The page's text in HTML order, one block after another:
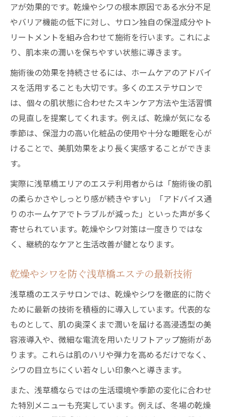
アが効果的です。乾燥やシワの根本原因である水分不足
やバリア機能の低下に対し、サロン独自の保湿成分やト
リートメントを組み合わせて施術を行います。これによ
り、肌本来の潤いを保ちやすい状態に導きます。
施術後の効果を持続させるには、ホームケアのアドバイ
スを活用することも大切です。多くのエステサロンで
は、個々の肌状態に合わせたスキンケア方法や生活習慣
の見直しを提案してくれます。例えば、乾燥が気になる
季節は、保湿力の高い化粧品の使用や十分な睡眠を心が
けることで、美肌効果をより長く実感することができま
す。
実際に浅草橋エリアのエステ利用者からは「施術後の肌
の柔らかさやしっとり感が続きやすい」「アドバイス通
りのホームケアでトラブルが減った」といった声が多く
寄せられています。乾燥やシワ対策は一度きりではな
く、継続的なケアと生活改善が鍵となります。
乾燥やシワを防ぐ浅草橋エステの最新技術
浅草橋のエステサロンでは、乾燥やシワを徹底的に防ぐ
ために最新の技術を積極的に導入しています。代表的な
ものとして、肌の奥深くまで潤いを届ける高浸透型の美
容液導入や、微細な電流を用いたリフトアップ施術があ
ります。これらは肌のハリや弾力を高めるだけでなく、
シワの目立ちにくい若々しい印象へと導きます。
また、浅草橋ならではの生活環境や季節の変化に合わせ
た特別メニューも充実しています。例えば、冬場の乾燥